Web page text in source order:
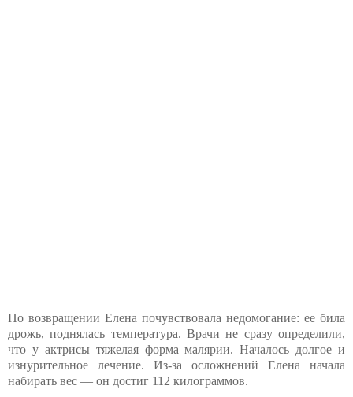
По возвращении Елена почувствовала недомогание: ее била
дрожь, поднялась температура. Врачи не сразу определили,
что у актрисы тяжелая форма малярии. Началось долгое и
изнурительное лечение. Из-за осложнений Елена начала
набирать вес — он достиг 112 килограммов.